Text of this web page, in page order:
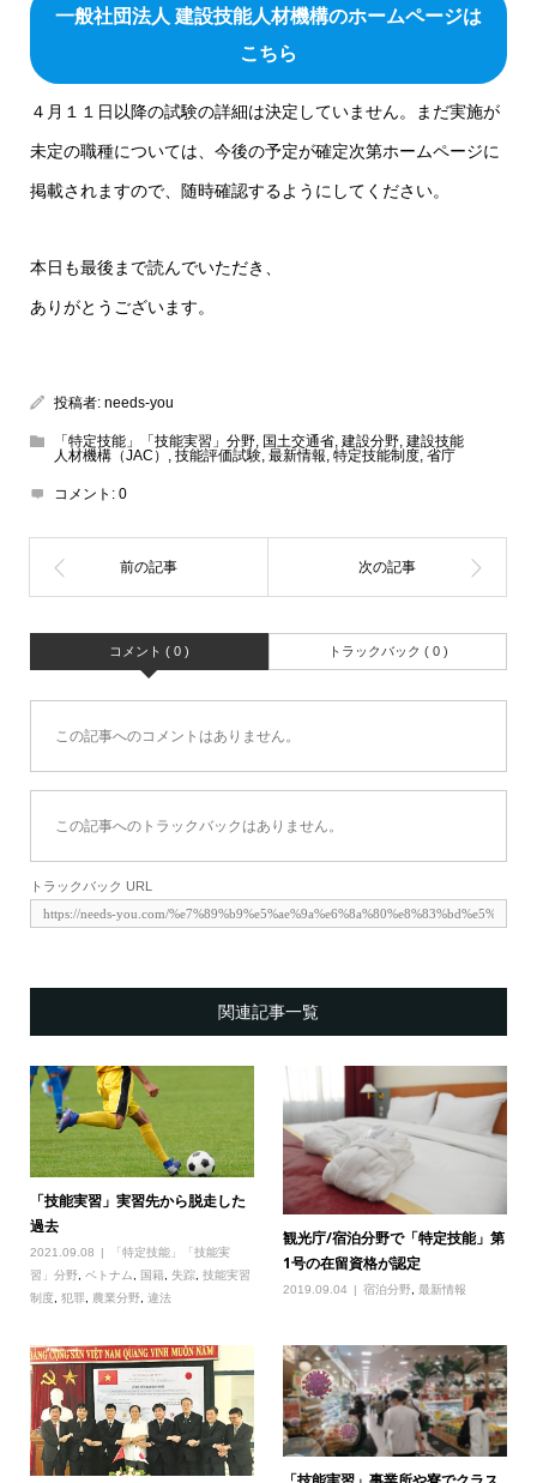
一般社団法人 建設技能人材機構のホームページは
こちら
４月１１日以降の試験の詳細は決定していません。まだ実施が
未定の職種については、今後の予定が確定次第ホームページに
掲載されますので、随時確認するようにしてください。
本日も最後まで読んでいただき、
ありがとうございます。
投稿者: needs-you
「特定技能」「技能実習」分野, 国土交通省, 建設分野, 建設技能
人材機構（JAC） , 技能評価試験, 最新情報, 特定技能制度, 省庁
コメント: 0
コメント ( 0 ) トラックバック ( 0 )
この記事へのコメントはありません。
この記事へのトラックバックはありません。
トラックバック URL
関連記事一覧
「技能実習」実習先から脱走した
過去
2021.09.08
「特定技能」「技能実
習」分野, ベトナム 国籍 失踪, 技能実習
制度, 犯罪 農業分野, 違法
観光庁/宿泊分野で「特定技能」第
1号の在留資格が認定
2019.09.04 宿泊分野 ,最新情報